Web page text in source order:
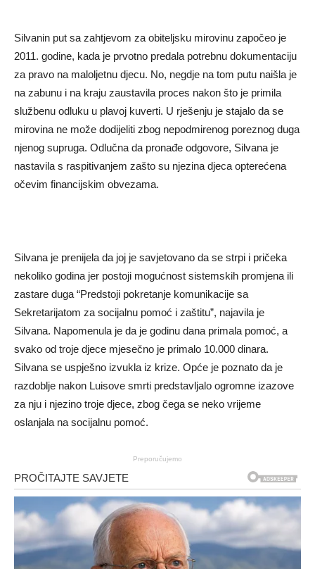
Silvanin put sa zahtjevom za obiteljsku mirovinu započeo je
2011. godine, kada je prvotno predala potrebnu dokumentaciju
za pravo na maloljetnu djecu. No, negdje na tom putu naišla je
na zabunu i na kraju zaustavila proces nakon što je primila
službenu odluku u plavoj kuverti. U rješenju je stajalo da se
mirovina ne može dodijeliti zbog nepodmirenog poreznog duga
njenog supruga. Odlučna da pronađe odgovore, Silvana je
nastavila s raspitivanjem zašto su njezina djeca opterećena
očevim financijskim obvezama.
Silvana je prenijela da joj je savjetovano da se strpi i pričeka
nekoliko godina jer postoji mogućnost sistemskih promjena ili
zastare duga “Predstoji pokretanje komunikacije sa
Sekretarijatom za socijalnu pomoć i zaštitu”, najavila je
Silvana. Napomenula je da je godinu dana primala pomoć, a
svako od troje djece mjesečno je primalo 10.000 dinara.
Silvana se uspješno izvukla iz krize. Opće je poznato da je
razdoblje nakon Luisove smrti predstavljalo ogromne izazove
za nju i njezino troje djece, zbog čega se neko vrijeme
oslanjala na socijalnu pomoć.
Preporučujemo